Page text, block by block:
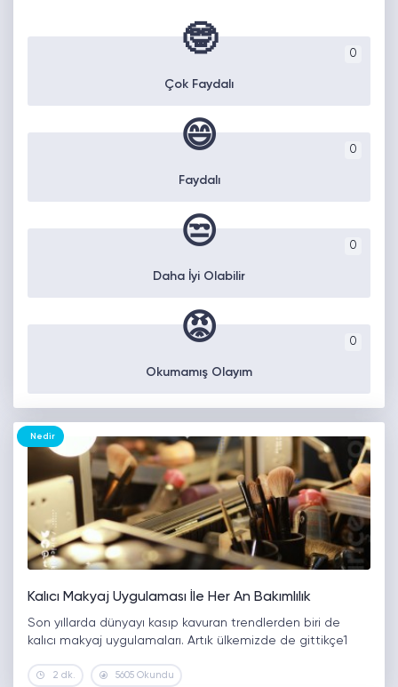
0
🤓
Çok Faydalı
0
😄
Faydalı
0
😒
Daha İyi Olabilir
0
😡
Okumamış Olayım
Nedir
Kalıcı Makyaj Uygulaması İle Her An Bakımlılık
Son yıllarda dünyayı kasıp kavuran trendlerden biri de
kalıcı makyaj uygulamaları. Artık ülkemizde de gittikçe1
2 dk. 5605 Okundu